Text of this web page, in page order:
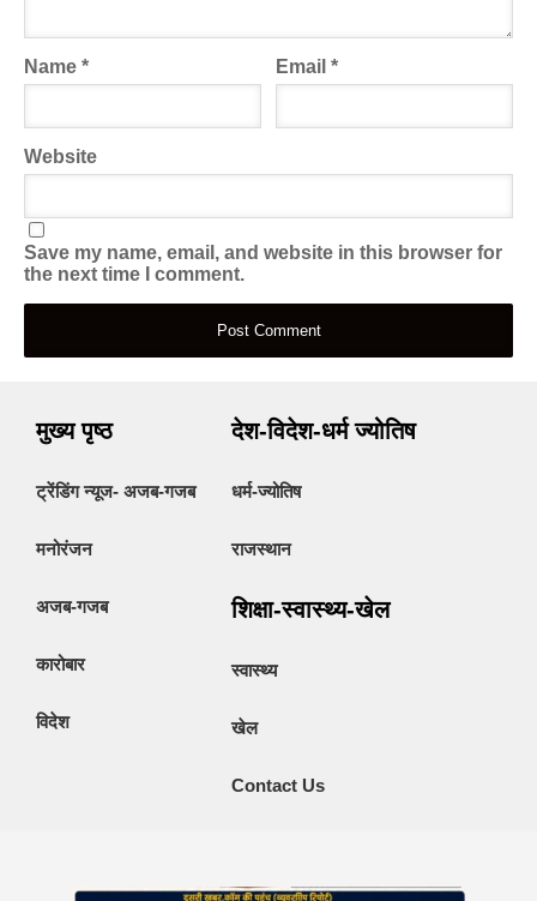
Name * Email*
Website
Save my name, email, and website in this browser for
the next time I comment.
मुख्य पृष्ठ
ट्रेंडिंग न्यूज- अजब-गजब
मनोरंजन
अजब-गजब
कारोबार
विदेश
देश-विदेश-धर्म ज्योतिष
धर्म-ज्योतिष
राजस्थान
शिक्षा-स्वास्थ्य-खेल
स्वास्थ्य
खेल
Contact Us